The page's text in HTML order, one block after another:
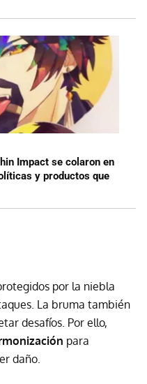
Impact se colaron en
y productos que
por la niebla
La bruma también
desafíos. Por ello,
para
daño.